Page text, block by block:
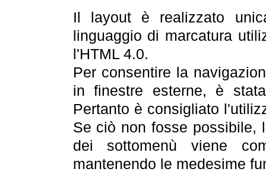
Il layout è realizzato
linguaggio di marcatura
l'HTML 4.0.
Per consentire la
in finestre esterne, è
Pertanto è consigliato
Se ciò non fosse possibile,
dei sottomenù viene
mantenendo le medesime